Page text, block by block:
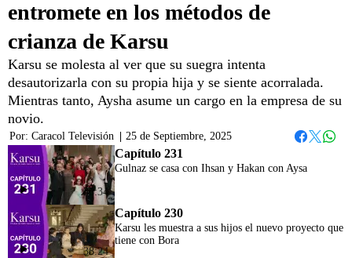
entromete en los métodos de
crianza de Karsu
Karsu se molesta al ver que su suegra intenta
desautorizarla con su propia hija y se siente acorralada.
Mientras tanto, Aysha asume un cargo en la empresa de su
novio.
Por: Caracol Televisión
25 de Septiembre, 2025
38:34
Capítulo 231
Gulnaz se casa con Ihsan y Hakan con Aysa
38:24
Capítulo 230
Karsu les muestra a sus hijos el nuevo proyecto que
tiene con Bora